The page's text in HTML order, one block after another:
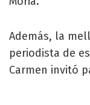
Además, la
periodista de
Carmen invitó